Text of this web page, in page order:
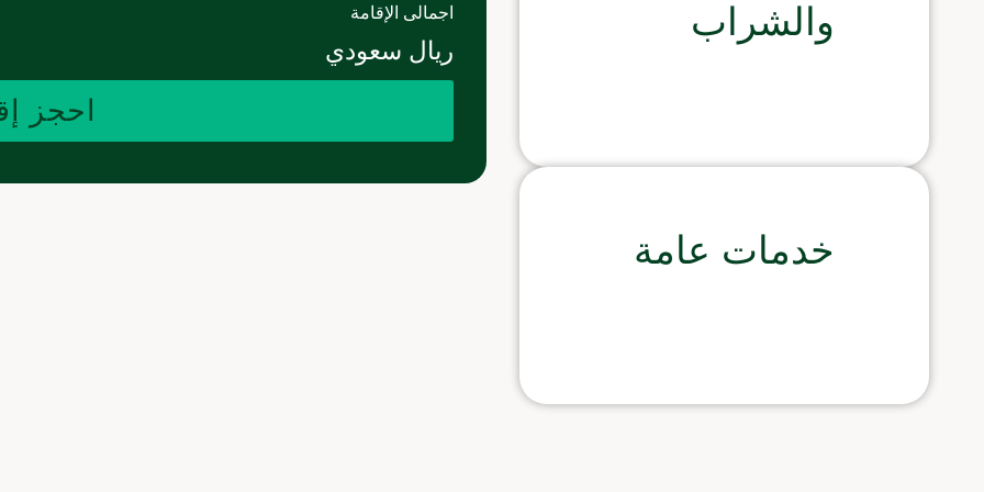
والشراب
خدمات عامة
اجمالى الإقامة
ريال سعودي
احجز